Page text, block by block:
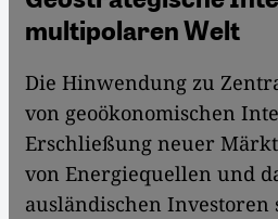
multipolaren Welt
Die Hinwendung zu
von geoökonomischen
Erschließung neuer
von Energiequellen und
ausländischen Investoren